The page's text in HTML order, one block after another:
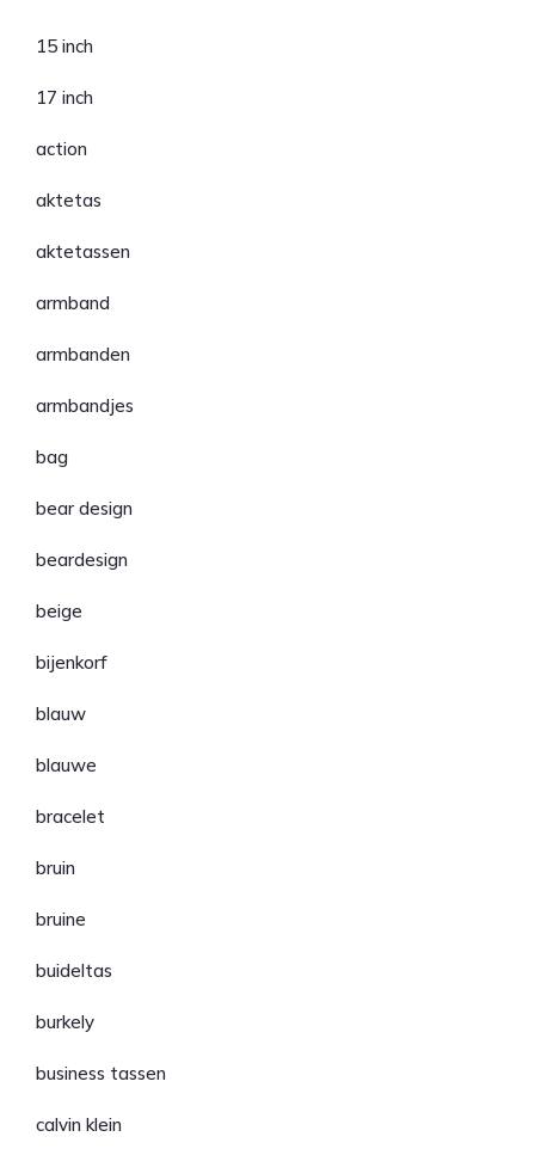
15 inch
17 inch
action
aktetas
aktetassen
armband
armbanden
armbandjes
bag
bear design
beardesign
beige
bijenkorf
blauw
blauwe
bracelet
bruin
bruine
buideltas
burkely
business tassen
calvin klein